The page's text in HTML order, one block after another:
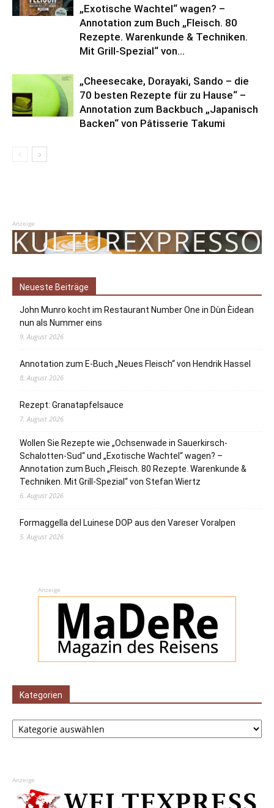
„Exotische Wachtel“ wagen? –
Annotation zum Buch „Fleisch. 80
Rezepte. Warenkunde & Techniken.
Mit Grill-Spezial“ von...
„Cheesecake, Dorayaki, Sando – die
70 besten Rezepte für zu Hause“ –
Annotation zum Backbuch „Japanisch
Backen“ von Pâtisserie Takumi
Anzeige
Neueste Beiträge
John Munro kocht im Restaurant Number One in Dùn Èidean
nun als Nummer eins
9. August 2026
Annotation zum E-Buch „Neues Fleisch“ von Hendrik Hassel
8. August 2026
Rezept: Granatapfelsauce
7. August 2026
Wollen Sie Rezepte wie „Ochsenwade in Sauerkirsch-
Schalotten-Sud“ und „Exotische Wachtel“ wagen? –
Annotation zum Buch „Fleisch. 80 Rezepte. Warenkunde &
Techniken. Mit Grill-Spezial“ von Stefan Wiertz
6. August 2026
Formaggella del Luinese DOP aus den Vareser Voralpen
5. August 2026
Anzeige
Kategorien
Kategorien
Anzeige